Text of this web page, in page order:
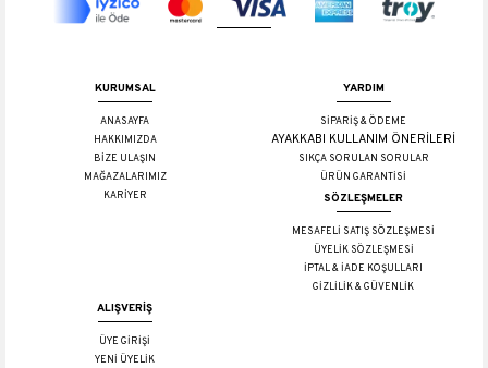
KURUMSAL
ANASAYFA
HAKKIMIZDA
BİZE ULAŞIN
MAĞAZALARIMIZ
KARİYER
YARDIM
SİPARİŞ & ÖDEME
AYAKKABI KULLANIM ÖNERİLERİ
SIKÇA SORULAN SORULAR
ÜRÜN GARANTİSİ
SÖZLEŞMELER
MESAFELİ SATIŞ SÖZLEŞMESİ
ÜYELİK SÖZLEŞMESİ
İPTAL & İADE KOŞULLARI
GİZLİLİK & GÜVENLİK
ALIŞVERİŞ
ÜYE GİRİŞİ
YENİ ÜYELİK